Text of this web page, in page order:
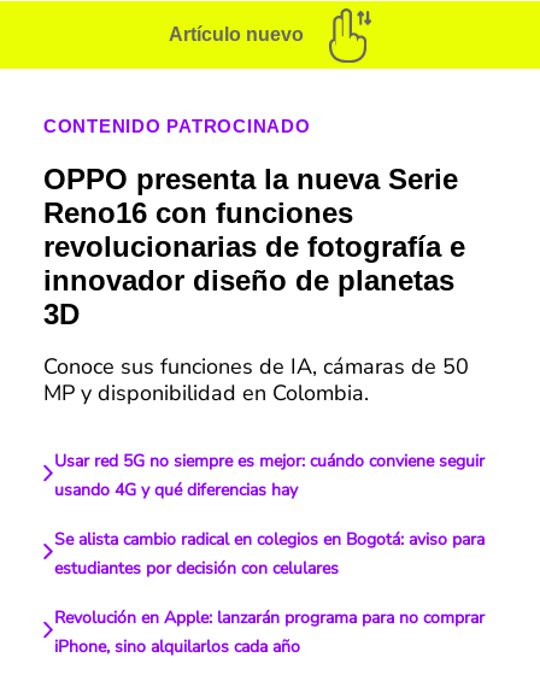
Artículo nuevo
CONTENIDO PATROCINADO
OPPO presenta la nueva Serie
Reno16 con funciones
revolucionarias de fotografía e
innovador diseño de planetas
3D
Conoce sus funciones de IA, cámaras de 50
MP y disponibilidad en Colombia.
Usar red 5G no siempre es mejor: cuándo conviene seguir
usando 4G y qué diferencias hay
Se alista cambio radical en colegios en Bogotá: aviso para
estudiantes por decisión con celulares
Revolución en Apple: lanzarán programa para no comprar
iPhone, sino alquilarlos cada año